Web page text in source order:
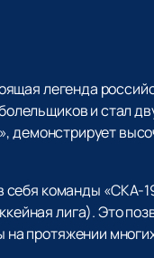
легенда
и стал
демонстрирует
себя команды
лига). Это
протяжении